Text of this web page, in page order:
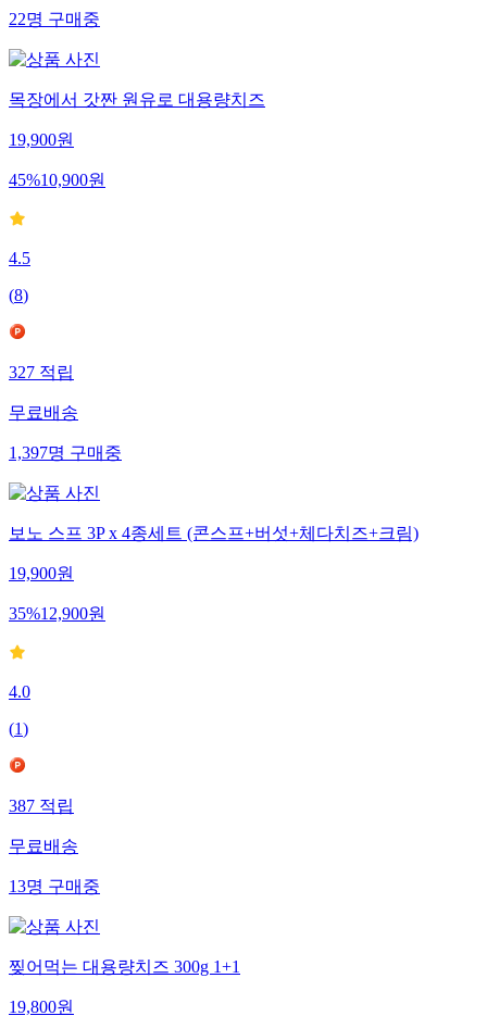
22명구매중
목장에서 갓짠 원유로 대용량치즈
19,900원
45%10,900원
4.5
(8)
327적립
무료배송
1,397명구매중
보노 스프 3P x 4종세트 (콘스프+버섯+체다치즈+크림)
19,900원
35%12,900원
4.0
(1)
387적립
무료배송
13명구매중
찢어먹는 대용량치즈 300g 1+1